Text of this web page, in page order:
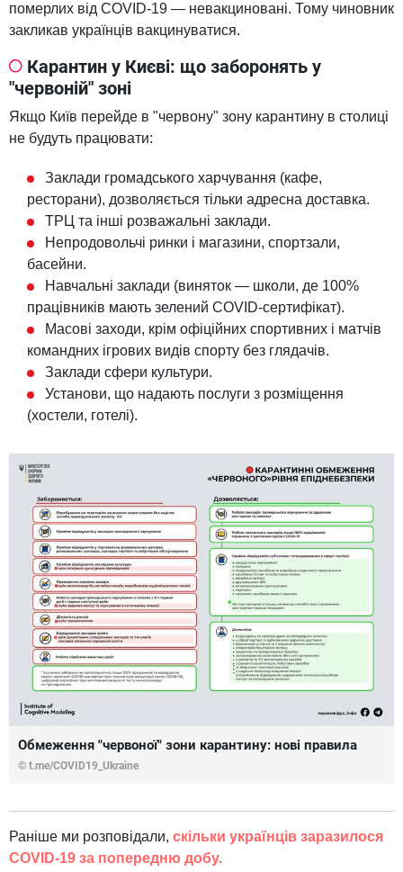
померлих від COVID-19 — невакциновані. Тому чиновник
закликав українців вакцинуватися.
Карантин у Києві: що заборонять у
"червоній" зоні
Якщо Київ перейде в "червону" зону карантину в столиці
не будуть працювати:
Заклади громадського харчування (кафе,
ресторани), дозволяється тільки адресна доставка.
ТРЦ та інші розважальні заклади.
Непродовольчі ринки і магазини, спортзали,
басейни.
Навчальні заклади (виняток — школи, де 100%
працівників мають зелений COVID-сертифікат).
Масові заходи, крім офіційних спортивних і матчів
командних ігрових видів спорту без глядачів.
Заклади сфери культури.
Установи, що надають послуги з розміщення
(хостели, готелі).
Обмеження "червоної" зони карантину: нові правила
© t.me/COVID19_Ukraine
Раніше ми розповідали, скільки українців заразилося
COVID-19 за попередню добу.